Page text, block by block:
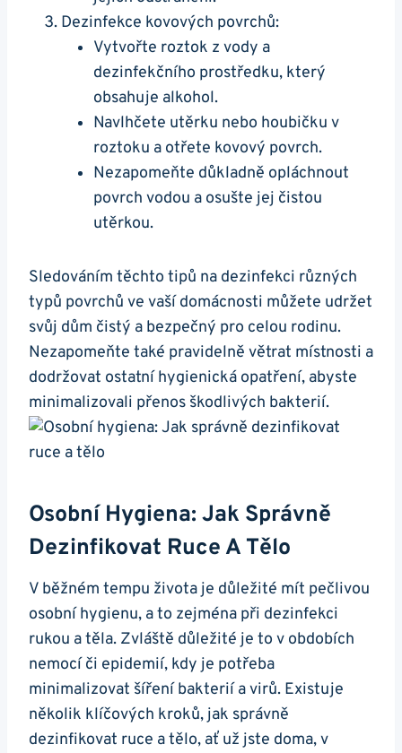
Dezinfekce kovových povrchů:
Vytvořte roztok z vody a
dezinfekčního prostředku, který
obsahuje alkohol.
Navlhčete utěrku nebo houbičku v
roztoku a otřete kovový povrch.
Nezapomeňte důkladně opláchnout
povrch vodou a osušte jej čistou
utěrkou.
Sledováním těchto tipů na dezinfekci různých
typů povrchů ve vaší domácnosti můžete udržet
svůj dům čistý a bezpečný pro celou rodinu.
Nezapomeňte také pravidelně větrat místnosti a
dodržovat ostatní hygienická opatření, abyste
minimalizovali přenos škodlivých bakterií.
Osobní Hygiena: Jak Správně
Dezinfikovat Ruce A Tělo
V běžném tempu života je důležité mít pečlivou
osobní hygienu, a to zejména při dezinfekci
rukou a těla. Zvláště důležité je to v obdobích
nemocí či epidemií, kdy je potřeba
minimalizovat šíření bakterií a virů. Existuje
několik klíčových kroků, jak správně
dezinfikovat ruce a tělo, ať už jste doma, v